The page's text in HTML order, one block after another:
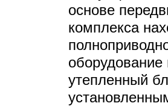
основе
комплекса
оборудование
утепленный